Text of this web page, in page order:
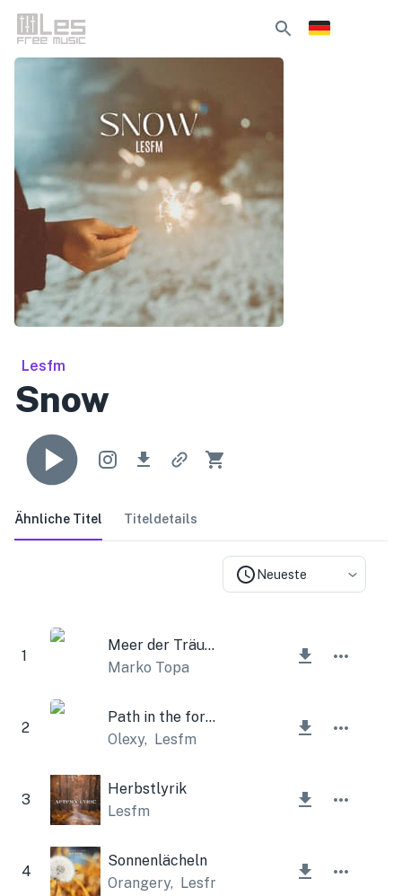
Lesfm
Snow
Ähnliche Titel Titeldetails
Neueste
1
Meer der Träume
Marko Topa
2
Path in the forest
Olexy, Lesfm
3
Herbstlyrik
Lesfm
4
Sonnenlächeln
Orangery, Lesfm